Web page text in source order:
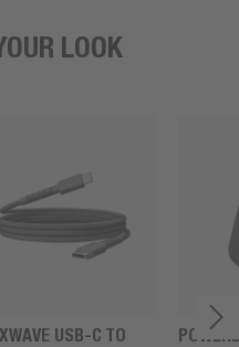
LOOK
USB-C TO